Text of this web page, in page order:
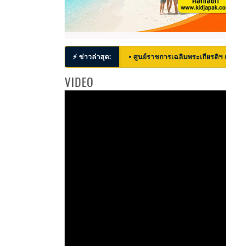
⚡ ข่าวล่าสุด: • ศูนย์ราชการเฉลิมพระเกียรติ
VIDEO